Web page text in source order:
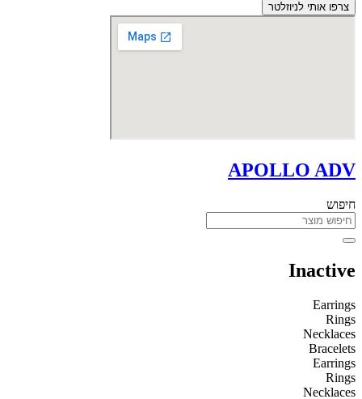
צרפו אותי לניוזלטר
APOLLO ADV
חיפוש
Inactive
Earrings
Rings
Necklaces
Bracelets
Earrings
Rings
Necklaces